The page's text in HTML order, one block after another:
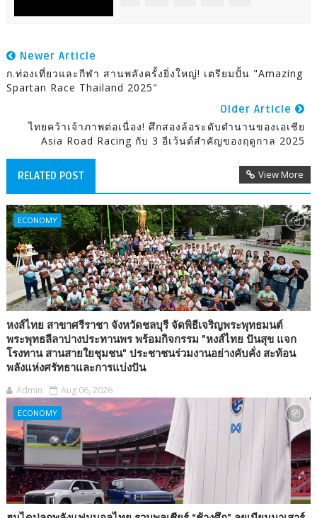
Newer Article
ก.ท่องเที่ยวและกีฬา สานพลังครั้งยิ่งใหญ่! เตรียมปั้น "Amazing
Spartan Race Thailand 2025"
Older Article
ไทยคว้าเจ้าภาพต่อเนื่อง! ศึกสองล้อระดับตำนานของเอเชีย
Asia Road Racing กับ 3 อีเว้นต์สำคัญของฤดูกาล 2025
RELATED POST View More
ECONOMY
หงส์ไทย สาขาศรีราชา จังหวัดชลบุรี จัดพิธีเจริญพระพุทธมนต์
พระพุทธลีลาปางประทานพร พร้อมกิจกรรม "หงส์ไทย ปันสุข แจก
โรงทาน สานสายใยชุมชน" ประชาชนร่วมงานอย่างคับคั่ง สะท้อน
พลังแห่งศรัทธาและการแบ่งปัน
Admin Aug 06, 2026
ECONOMY